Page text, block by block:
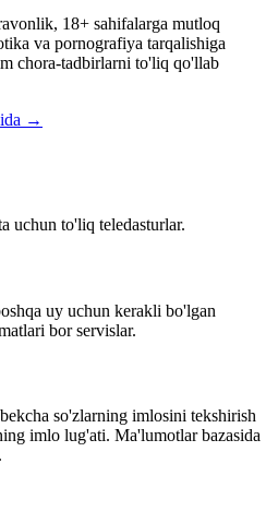
18+ sahifalarga mutloq
va pornografiya tarqalishiga
chora-tadbirlarni to'liq qo'llab
→
uchun to'liq teledasturlar.
uy uchun kerakli bo'lgan
bor servislar.
so'zlarning imlosini tekshirish
imlo lug'ati. Ma'lumotlar bazasida